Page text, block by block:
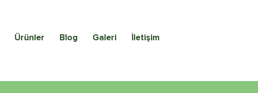
Ürünler Blog Galeri İletişim